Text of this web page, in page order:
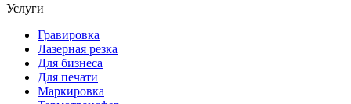
Услуги
Гравировка
Лазерная резка
Для бизнеса
Для печати
Маркировка